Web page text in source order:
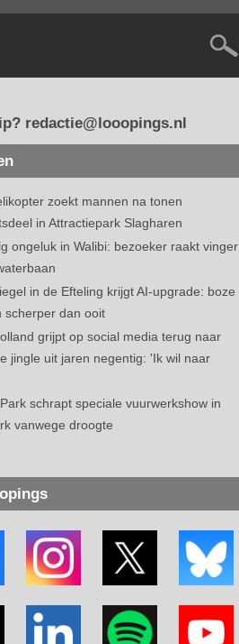
redactie@looopings.nl
zoekt mannen na tonen
in Attractiepark Slagharen
ongeluk in Walibi: bezoeker raakt vinger
in de Efteling krijgt AI-upgrade: boze
scherper dan ooit
grijpt op social media terug naar
jingle uit jaren negentig: 'Ik wil naar
schrapt speciale vuurwerkshow in
vanwege droogte